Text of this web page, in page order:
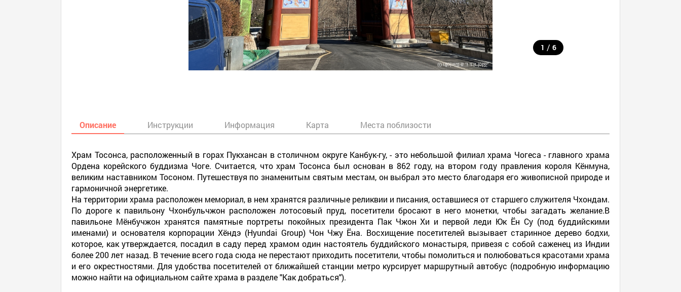
1 / 6
Описание Инструкции Информация Карта Места поблизости
Храм Тосонса, расположенный в горах Пукхансан в столичном округе Канбук-гу, - это небольшой филиал храма Чогеса - главного храма
Ордена корейского буддизма Чоге. Считается, что храм Тосонса был основан в 862 году, на втором году правления короля Кёнмуна,
великим наставником Тосоном. Путешествуя по знаменитым святым местам, он выбрал это место благодаря его живописной природе и
гармоничной энергетике.
На территории храма расположен мемориал, в нем хранятся различные реликвии и писания, оставшиеся от старшего служителя Чхондам.
По дороге к павильону Чхонбульчжон расположен лотосовый пруд, посетители бросают в него монетки, чтобы загадать желание.В
павильоне Мёнбучжон хранятся памятные портреты покойных президента Пак Чжон Хи и первой леди Юк Ён Су (под буддийскими
именами) и основателя корпорации Хёндэ (Hyundai Group) Чон Чжу Ёна. Восхищение посетителей вызывает старинное дерево бодхи,
которое, как утверждается, посадил в саду перед храмом один настоятель буддийского монастыря, привезя с собой саженец из Индии
более 200 лет назад. В течение всего года сюда не перестают приходить посетители, чтобы помолиться и полюбоваться красотами храма
и его окрестностями. Для удобства посетителей от ближайшей станции метро курсирует маршрутный автобус (подробную информацию
можно найти на официальном сайте храма в разделе "Как добраться").